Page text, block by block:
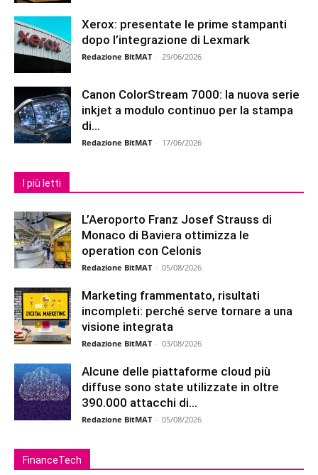
Xerox: presentate le prime stampanti
dopo l’integrazione di Lexmark
Redazione BitMAT - 29/06/2026
Canon ColorStream 7000: la nuova serie
inkjet a modulo continuo per la stampa
di...
Redazione BitMAT - 17/06/2026
I più letti
L’Aeroporto Franz Josef Strauss di
Monaco di Baviera ottimizza le
operation con Celonis
Redazione BitMAT - 05/08/2026
Marketing frammentato, risultati
incompleti: perché serve tornare a una
visione integrata
Redazione BitMAT - 03/08/2026
Alcune delle piattaforme cloud più
diffuse sono state utilizzate in oltre
390.000 attacchi di...
Redazione BitMAT - 05/08/2026
FinanceTech